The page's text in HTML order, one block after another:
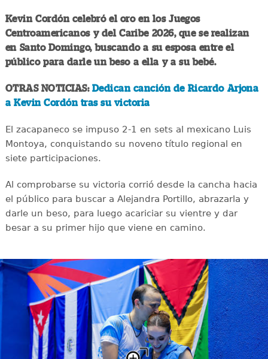
Kevin Cordón celebró el oro en los Juegos
Centroamericanos y del Caribe 2026, que se realizan
en Santo Domingo, buscando a su esposa entre el
público para darle un beso a ella y a su bebé.
OTRAS NOTICIAS: Dedican canción de Ricardo Arjona
a Kevin Cordón tras su victoria
El zacapaneco se impuso 2-1 en sets al mexicano Luis
Montoya, conquistando su noveno título regional en
siete participaciones.
Al comprobarse su victoria corrió desde la cancha hacia
el público para buscar a Alejandra Portillo, abrazarla y
darle un beso, para luego acariciar su vientre y dar
besar a su primer hijo que viene en camino.